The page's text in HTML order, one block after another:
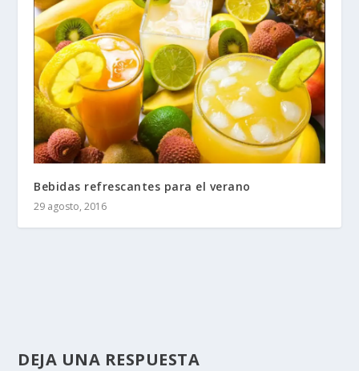
Bebidas refrescantes para el verano
29 agosto, 2016
DEJA UNA RESPUESTA